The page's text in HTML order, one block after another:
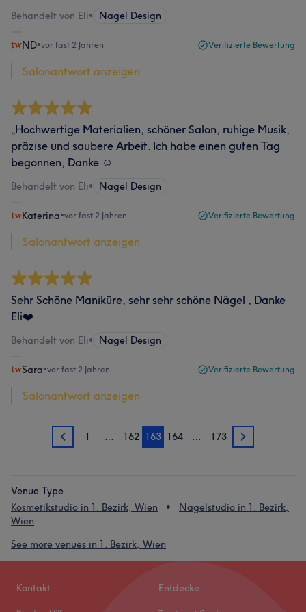
Behandelt von Eli• Nagel Design
ND•vor fast 2 Jahren Verifizierte Bewertung
Salonantwort anzeigen
„Hochwertige Materialien, schöner Salon, ruhige Musik,
präzise und saubere Arbeit. Ich habe einen guten Tag
begonnen, Danke ☺️
Behandelt von Eli• Nagel Design
Katerina•vor fast 2 Jahren Verifizierte Bewertung
Salonantwort anzeigen
Sehr Schöne Maniküre, sehr sehr schöne Nägel , Danke
Eli❤️
Behandelt von Eli• Nagel Design
Sara•vor fast 2 Jahren Verifizierte Bewertung
Salonantwort anzeigen
162 1 … 162 163 164 … 173 164
Venue Type
Kosmetikstudio in 1. Bezirk, Wien
Nagelstudio in 1. Bezirk,
Wien
See more venues in 1. Bezirk, Wien
Kontakt Entdecke